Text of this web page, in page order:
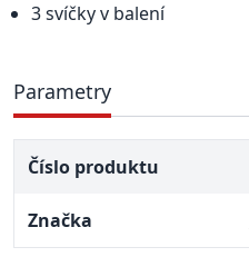
3 svíčky v balení
Parametry
Číslo produktu
Značka